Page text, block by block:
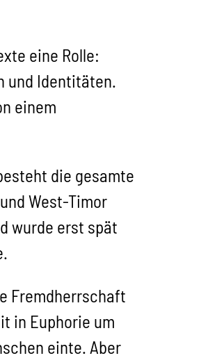
eine Rolle:
und Identitäten.
einem
die gesamte
West-Timor
wurde erst spät
Fremdherrschaft
in Euphorie um
einte. Aber